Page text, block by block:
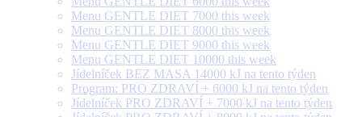
Menu GENTLE DIET 7000 this week
Menu GENTLE DIET 8000 this week
Menu GENTLE DIET 9000 this week
Menu GENTLE DIET 10000 this week
Jídelníček BEZ MASA 14000 kJ na tento týden
Program: PRO ZDRAVÍ + 6000 kJ na tento týden
Jídelníček PRO ZDRAVÍ + 7000 kJ na tento týden